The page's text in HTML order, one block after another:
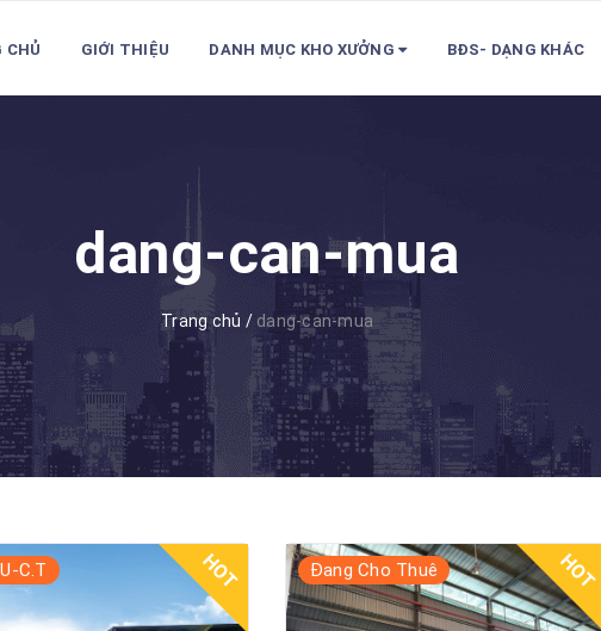
CHỦ GIỚI THIỆU DANH MỤC KHO XƯỞNG BĐS- DẠNG KHÁC
dang-can-mua
Trang chủ / dang-can-mua
C.T HOT Đang Cho Thuê HOT